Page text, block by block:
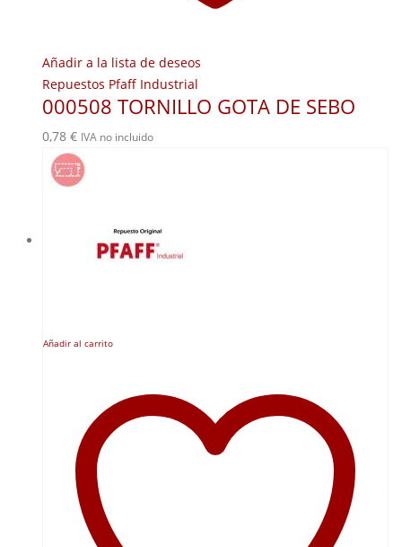
Añadir a la lista de deseos
Repuestos Pfaff Industrial
000508 TORNILLO GOTA DE SEBO
0,78 € IVA no incluido
Añadir al carrito